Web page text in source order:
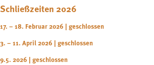
Schließzeiten 2026
17. – 18. Februar 2026 | geschlossen
3. – 11. April 2026 | geschlossen
9.5. 2026 | geschlossen